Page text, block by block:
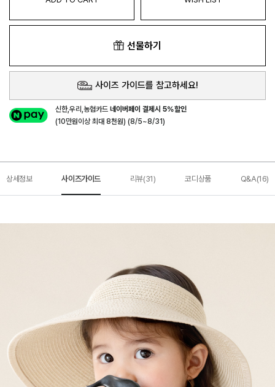
선물하기
사이즈 가이드를 참고하세요!
신한,우리,농협카드네이버페이 결제시 5%할인
(10만원이상 최대 8천원) (8/5~8/31)
상세정보 사이즈가이드 리뷰(31) 코디상품 Q&A(16)